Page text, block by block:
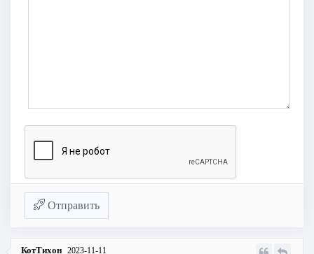
Отправить
КотТихон 2023-11-11